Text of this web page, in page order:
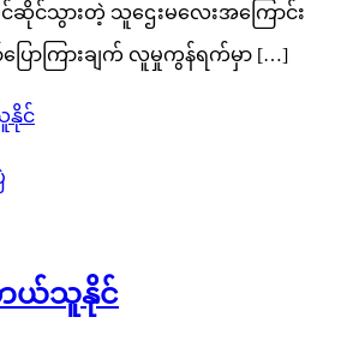
င်ဆိုင်သွားတဲ့ သူဌေးမလေးအကြောင်း
ောကြားချက် လူမှုကွန်ရက်မှာ […]
ဘယ်သူနိုင်